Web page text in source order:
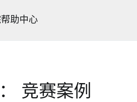
助中心
竞赛案例